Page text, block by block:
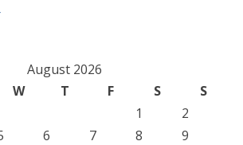
August 2026
W T F S
S
1
2
6 7 8
9